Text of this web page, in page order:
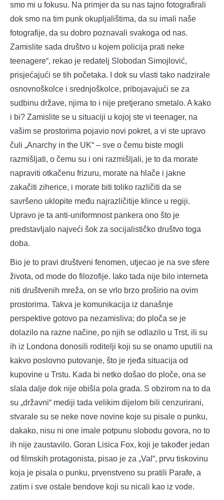
smo mi u fokusu. Na primjer da su nas tajno fotografirali
dok smo na tim punk okupljalištima, da su imali naše
fotografije, da su dobro poznavali svakoga od nas.
Zamislite sada društvo u kojem policija prati neke
teenagere“, rekao je redatelj Slobodan Simojlović,
prisjećajući se tih početaka. I dok su vlasti tako nadzirale
osnovnoškolce i srednjoškolce, pribojavajući se za
sudbinu države, njima to i nije pretjerano smetalo. A kako
i bi? Zamislite se u situaciji u kojoj ste vi teenager, na
vašim se prostorima pojavio novi pokret, a vi ste upravo
čuli „Anarchy in the UK“ – sve o čemu biste mogli
razmišljati, o čemu su i oni razmišljali, je to da morate
napraviti otkačenu frizuru, morate na hlače i jakne
zakačiti ziherice, i morate biti toliko različiti da se
savršeno uklopite među najrazličitije klince u regiji.
Upravo je ta anti-uniformnost pankera ono što je
predstavljalo najveći šok za socijalističko društvo toga
doba.
Bio je to pravi društveni fenomen, utjecao je na sve sfere
života, od mode do filozofije. Iako tada nije bilo interneta
niti društvenih mreža, on se vrlo brzo proširio na ovim
prostorima. Takva je komunikacija iz današnje
perspektive gotovo pa nezamisliva; do ploča se je
dolazilo na razne načine, po njih se odlazilo u Trst, ili su
ih iz Londona donosili roditelji koji su se onamo uputili na
kakvo poslovno putovanje, što je rjeđa situacija od
kupovine u Trstu. Kada bi netko došao do ploče, ona se
slala dalje dok nije obišla pola grada. S obzirom na to da
su „državni“ mediji tada velikim dijelom bili cenzurirani,
stvarale su se neke nove novine koje su pisale o punku,
dakako, nisu ni one imale potpunu slobodu govora, no to
ih nije zaustavilo. Goran Lisica Fox, koji je također jedan
od filmskih protagonista, pisao je za „Val“, prvu tiskovinu
koja je pisala o punku, prvenstveno su pratili Parafe, a
zatim i sve ostale bendove koji su nicali kao iz vode.